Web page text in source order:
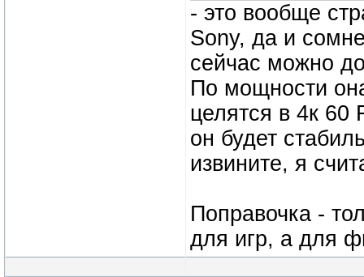
- это вообще
Sony, да и
сейчас можно
По мощности
целятся в 4к 60
он будет
извините, я
Поправочка -
для игр, а для